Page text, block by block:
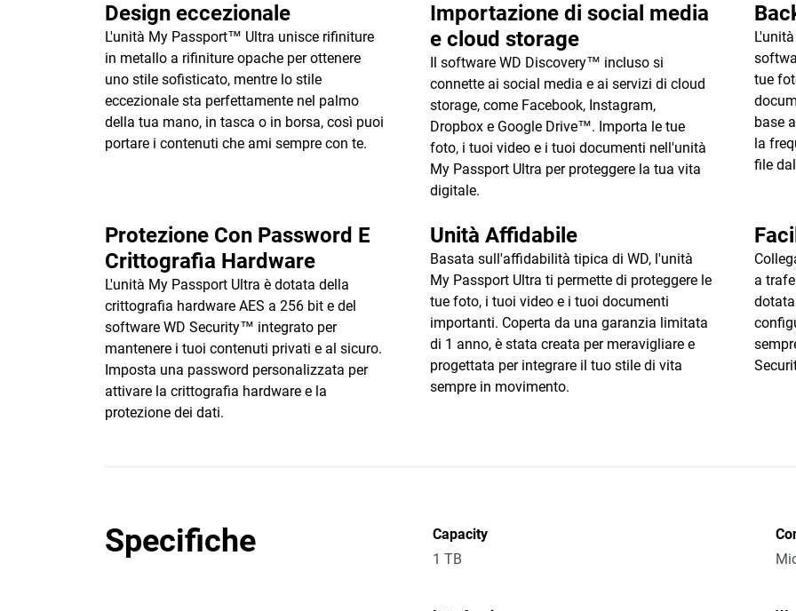
Design eccezionale
L'unità My Passport™ Ultra unisce rifiniture
in metallo a rifiniture opache per ottenere
uno stile sofisticato, mentre lo stile
eccezionale sta perfettamente nel palmo
della tua mano, in tasca o in borsa, così puoi
portare i contenuti che ami sempre con te.
Importazione di social media
e cloud storage
Il software WD Discovery™ incluso si
connette ai social media e ai servizi di cloud
storage, come Facebook, Instagram,
Dropbox e Google Drive™. Importa le tue
foto, i tuoi video e i tuoi documenti nell'unità
My Passport Ultra per proteggere la tua vita
digitale.
tue
base
la
file
Protezione Con Password E
Crittografia Hardware
L'unità My Passport Ultra è dotata della
crittografia hardware AES a 256 bit e del
software WD Security™ integrato per
mantenere i tuoi contenuti privati e al sicuro.
Imposta una password personalizzata per
attivare la crittografia hardware e la
protezione dei dati.
Unità Affidabile
Basata sull'affidabilità tipica di WD, l'unità
My Passport Ultra ti permette di proteggere le
tue foto, i tuoi video e i tuoi documenti
importanti. Coperta da una garanzia limitata
di 1 anno, è stata creata per meravigliare e
progettata per integrare il tuo stile di vita
sempre in movimento.
a
Specifiche
Capacity
1 TB